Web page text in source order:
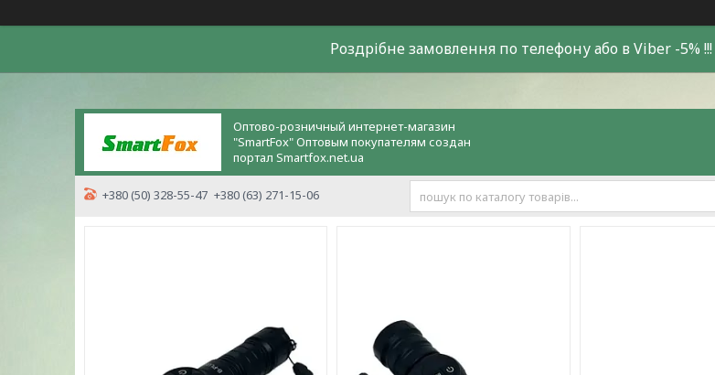
Роздрiбне замовлення по телефону або в Viber -5% !!!
Оптово-розничный интернет-магазин
"SmartFox" Оптовым покупателям создан
портал Smartfox.net.ua
+380 (50) 328-55-47 +380 (63) 271-15-06